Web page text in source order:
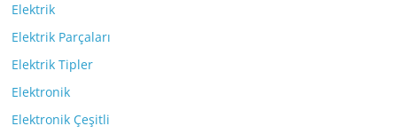
Elektrik
Elektrik Parçaları
Elektrik Tipler
Elektronik
Elektronik Çeşitli